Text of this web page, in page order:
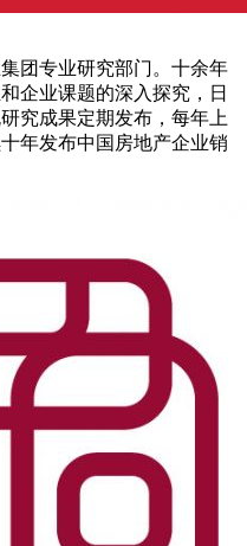
团专业研究部门。十余年
企业课题的深入探究，日
究成果定期发布，每年上
年发布中国房地产企业销